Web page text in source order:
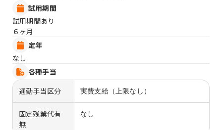
試用期間
試用期間あり
６ヶ月
定年
なし
各種手当
通勤手当区分
実費支給（上限なし）
固定残業代有
無
なし